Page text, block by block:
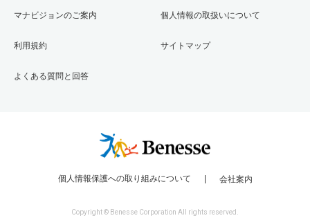
マナビジョンのご案内
利用規約
よくある質問と回答
個人情報の取扱いについて
サイトマップ
個人情報保護への取り組みについて 会社案内
Copyright © Benesse Corporation All rights reserved.